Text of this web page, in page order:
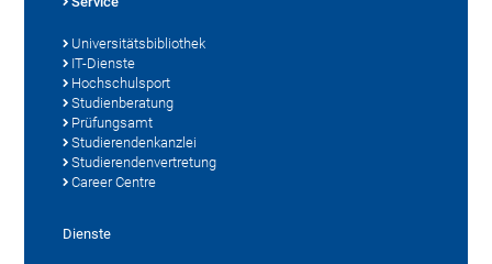
Universitätsbibliothek
IT-Dienste
Hochschulsport
Studienberatung
Prüfungsamt
Studierendenkanzlei
Studierendenvertretung
Career Centre
Dienste